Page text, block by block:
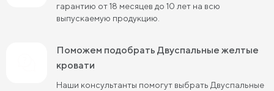
Двуспальные кровати 190 см длиной
Двуспальные кровати 120х190 см
Двуспальные кровати 120х200 см
гарантию от 18 месяцев до 10 лет на всю
выпускаемую продукцию.
Поможем подобрать Двуспальные желтые
кровати
Наши консультанты помогут выбрать Двуспальные